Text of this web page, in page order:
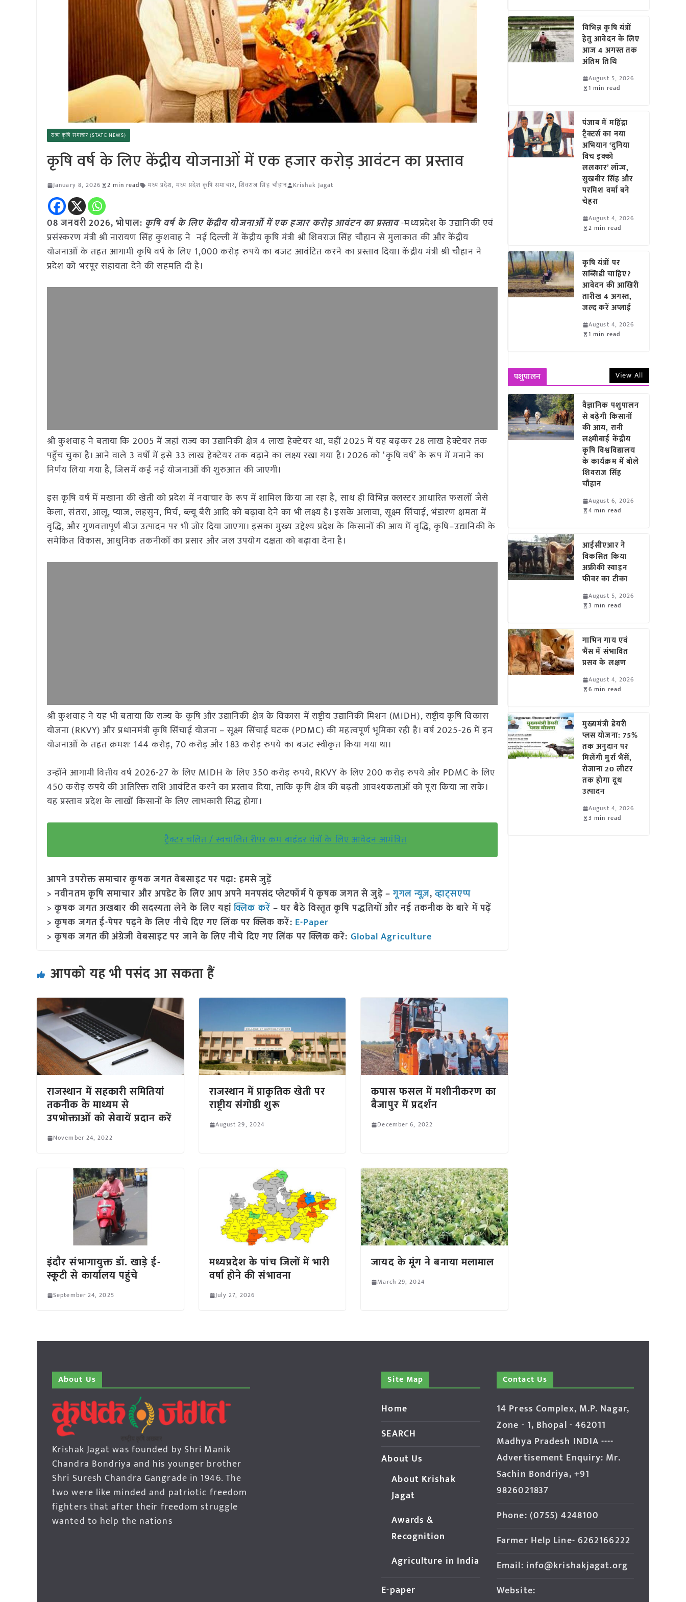
राज्य कृषि समाचार (STATE NEWS)
कृषि वर्ष के लिए केंद्रीय योजनाओं में एक हजार करोड़ आवंटन का प्रस्ताव
January 8, 2026 2 min read मध्य प्रदेश,मध्य प्रदेश कृषि समाचार, शिवराज सिंह चौहान Krishak Jagat
08 जनवरी2026,भोपाल: कृषि वर्ष के लिए केंद्रीय योजनाओं में एक हजार करोड़ आवंटन का प्रस्ताव-मध्यप्रदेश के उद्यानिकी एवं
प्रसंस्करण मंत्री श्री नारायण सिंह कुशवाह ने नई दिल्ली में केंद्रीय कृषि मंत्री श्री शिवराज सिंह चौहान से मुलाकात की और केंद्रीय
योजनाओं के तहत आगामी कृषि वर्ष के लिए 1,000 करोड़ रुपये का बजट आवंटित करने का प्रस्ताव दिया। केंद्रीय मंत्री श्री चौहान ने
प्रदेश को भरपूर सहायता देने की सहमति दी है।
श्री कुशवाह ने बताया कि 2005 में जहां राज्य का उद्यानिकी क्षेत्र 4 लाख हेक्टेयर था, वहीं 2025 में यह बढ़कर 28 लाख हेक्टेयर तक
पहुँच चुका है। आने वाले 3 वर्षों में इसे 33 लाख हेक्टेयर तक बढ़ाने का लक्ष्य रखा गया है। 2026 को ‘कृषि वर्ष’ के रूप में मनाने का
निर्णय लिया गया है, जिसमें कई नई योजनाओं की शुरुआत की जाएगी।
इस कृषि वर्ष में मखाना की खेती को प्रदेश में नवाचार के रूप में शामिल किया जा रहा है, साथ ही विभिन्न क्लस्टर आधारित फसलों जैसे
केला, संतरा, आलू, प्याज, लहसुन, मिर्च, ब्ल्यू बैरी आदि को बढ़ावा देने का भी लक्ष्य है। इसके अलावा, सूक्ष्म सिंचाई, भंडारण क्षमता में
वृद्धि, और गुणवत्तापूर्ण बीज उत्पादन पर भी जोर दिया जाएगा। इसका मुख्य उद्देश्य प्रदेश के किसानों की आय में वृद्धि, कृषि–उद्यानिकी के
समेकित विकास, आधुनिक तकनीकों का प्रसार और जल उपयोग दक्षता को बढ़ावा देना है।
श्री कुशवाह ने यह भी बताया कि राज्य के कृषि और उद्यानिकी क्षेत्र के विकास में राष्ट्रीय उद्यानिकी मिशन (MIDH), राष्ट्रीय कृषि विकास
योजना (RKVY) और प्रधानमंत्री कृषि सिंचाई योजना – सूक्ष्म सिंचाई घटक (PDMC) की महत्वपूर्ण भूमिका रही है। वर्ष 2025-26 में इन
योजनाओं के तहत क्रमशः 144 करोड़, 70 करोड़ और 183 करोड़ रुपये का बजट स्वीकृत किया गया था।
उन्होंने आगामी वित्तीय वर्ष 2026-27 के लिए MIDH के लिए 350 करोड़ रुपये, RKVY के लिए 200 करोड़ रुपये और PDMC के लिए
450 करोड़ रुपये की अतिरिक्त राशि आवंटित करने का प्रस्ताव दिया, ताकि कृषि क्षेत्र की बढ़ती आवश्यकताओं को पूरा किया जा सके।
यह प्रस्ताव प्रदेश के लाखों किसानों के लिए लाभकारी सिद्ध होगा।
ट्रैक्टर चलित / स्वचालित रीपर कम बाइंडर यंत्रों के लिए आवेदन आमंत्रित
आपने उपरोक्त समाचार कृषक जगत वेबसाइट पर पढ़ा: हमसे जुड़ें
> नवीनतम कृषि समाचार और अपडेट के लिए आप अपने मनपसंद प्लेटफॉर्म पे कृषक जगत से जुड़े –गूगल न्यूज़,व्हाट्सएप्प
> कृषक जगत अखबार की सदस्यता लेने के लिए यहांक्लिक करें – घर बैठे विस्तृत कृषि पद्धतियों और नई तकनीक के बारे में पढ़ें
> कृषक जगत ई-पेपर पढ़ने के लिए नीचे दिए गए लिंक पर क्लिक करें: E-Paper
> कृषक जगत की अंग्रेजी वेबसाइट पर जाने के लिए नीचे दिए गए लिंक पर क्लिक करें: Global Agriculture
आपको यह भी पसंद आ सकता हैं
राजस्थान में सहकारी समितियां
तकनीक के माध्यम से
उपभोक्ताओं को सेवायें प्रदान करें
November 24, 2022
राजस्थान में प्राकृतिक खेती पर
राष्ट्रीय संगोष्ठी शुरू
August 29, 2024
कपास फसल में मशीनीकरण का
बैजापुर में प्रदर्शन
December 6, 2022
इंदौर संभागायुक्त डॉ. खाड़े ई-
स्कूटी से कार्यालय पहुंचे
September 24, 2025
मध्यप्रदेश के पांच जिलों में भारी
वर्षा होने की संभावना
July 27, 2026
जायद के मूंग ने बनाया मलामाल
March 29, 2024
विभिन्न कृषि यंत्रों
हेतु आवेदन के लिए
आज 4 अगस्त तक
अंतिम तिथि
August 5, 2026
1 min read
पंजाब में महिंद्रा
ट्रैक्टर्स का नया
अभियान ‘दुनिया
विच इक्को
ललकार’ लॉन्च,
सुखबीर सिंह और
परमिश वर्मा बने
चेहरा
August 4, 2026
2 min read
कृषि यंत्रों पर
सब्सिडी चाहिए?
आवेदन की आखिरी
तारीख 4 अगस्त,
जल्द करें अप्लाई
August 4, 2026
1 min read
पशुपालन View All
वैज्ञानिक पशुपालन
से बढ़ेगी किसानों
की आय, रानी
लक्ष्मीबाई केंद्रीय
कृषि विश्वविद्यालय
के कार्यक्रम में बोले
शिवराज सिंह
चौहान
August 6, 2026
4 min read
आईसीएआर ने
विकसित किया
अफ्रीकी स्वाइन
फीवर का टीका
August 5, 2026
3 min read
गाभिन गाय एवं
भैंस में संभावित
प्रसव के लक्षण
August 4, 2026
6 min read
मुख्यमंत्री डेयरी
प्लस योजना: 75%
तक अनुदान पर
मिलेंगी मुर्रा भैंसें,
रोजाना 20 लीटर
तक होगा दूध
उत्पादन
August 4, 2026
3 min read
About Us
Krishak Jagat was founded by Shri Manik
Chandra Bondriya and his younger brother
Shri Suresh Chandra Gangrade in 1946. The
two were like minded and patriotic freedom
fighters that after their freedom struggle
wanted to help the nations
Site Map
Home
SEARCH
About Us
About Krishak
Jagat
Awards &
Recognition
Agriculture in India
E-paper
Contact Us
14 Press Complex, M.P. Nagar,
Zone - 1, Bhopal - 462011
Madhya Pradesh INDIA ----
Advertisement Enquiry: Mr.
Sachin Bondriya, +91
9826021837
Phone: (0755) 4248100
Farmer Help Line- 6262166222
Email: info@krishakjagat.org
Website: